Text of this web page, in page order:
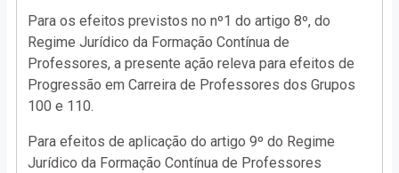
Para os efeitos previstos no nº1 do artigo 8º, do
Regime Jurídico da Formação Contínua de
Professores, a presente ação releva para efeitos de
Progressão em Carreira de Professores dos Grupos
100 e 110.
Para efeitos de aplicação do artigo 9º do Regime
Jurídico da Formação Contínua de Professores